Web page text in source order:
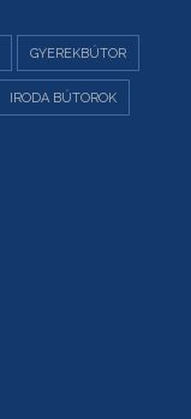
GYEREKBÚTOR
IRODA BÚTOROK